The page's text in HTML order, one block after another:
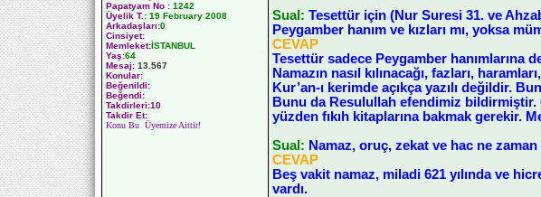
Papatyam No : 1242
Üyelik T.: 19 February 2008
Arkadaşları:0
Cinsiyet:
Memleket:İSTANBUL
Yaş:64
Mesaj: 13.567
Konular:
Beğenildi:
Beğendi:
Takdirleri:10
Takdir Et:
Konu Bu Üyemize Aittir!
Sual: Tesettür için (Nur Suresi 31. ve
Peygamber hanım ve kızları mı, yoksa
CEVAP
Tesettür sadece Peygamber hanımlarına
Namazın nasıl kılınacağı, fazları,
Kur’an-ı kerimde açıkça yazılı değildir.
Bunu da Resulullah efendimiz bildirmiştir.
yüzden fıkıh kitaplarına bakmak gerekir.
Sual: Namaz, oruç, zekat ve hac ne
CEVAP
Beş vakit namaz, miladi 621 yılında ve
vardı.